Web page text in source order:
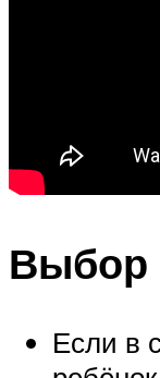
Выбор
Если в